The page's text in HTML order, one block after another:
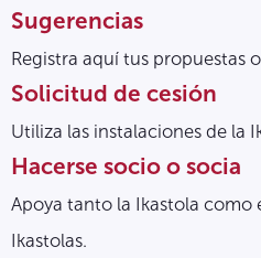
Sugerencias
Registra aquí tus propuestas
Solicitud de cesión
Utiliza las instalaciones de la
Hacerse socio o socia
Apoya tanto la Ikastola como
Ikastolas.